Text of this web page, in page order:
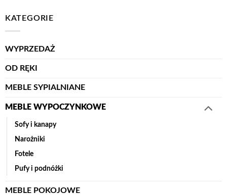
KATEGORIE
WYPRZEDAŻ
OD RĘKI
MEBLE SYPIALNIANE
MEBLE WYPOCZYNKOWE
Sofy i kanapy
Narożniki
Fotele
Pufy i podnóżki
MEBLE POKOJOWE